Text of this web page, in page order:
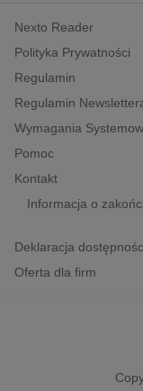
polityka,
inne
popularno-
historia
Nexto Reader
Polityka Prywatności
Regulamin
Regulamin
Wymagania
Pomoc
Kontakt
Informacja o
Deklaracja
Oferta dla firm